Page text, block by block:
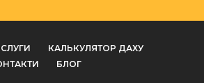
КАЛЬКУЛЯТОР ДАХУ
БЛОГ